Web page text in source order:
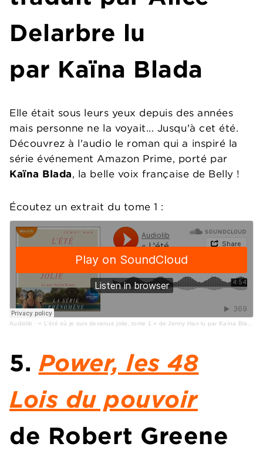
Delarbre lu
par Kaïna Blada
Elle était sous leurs yeux depuis des années
mais personne ne la voyait... Jusqu'à cet été.
Découvrez à l'audio le roman qui a inspiré la
série événement Amazon Prime, porté par
Kaïna Blada, la belle voix française de Belly !
Écoutez un extrait du tome 1 :
Audiolib · « L'été où je suis devenue jolie, tome 1 » de Jenny Han lu par Kaïna Blada
5. Power, les 48
Lois du pouvoir
de Robert Greene